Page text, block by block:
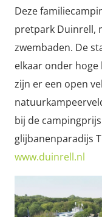
Deze
pretpark Duinrell,
zwembaden. De
elkaar onder
zijn er een open
bij de
glijbanenparadijs
www.duinrell.nl